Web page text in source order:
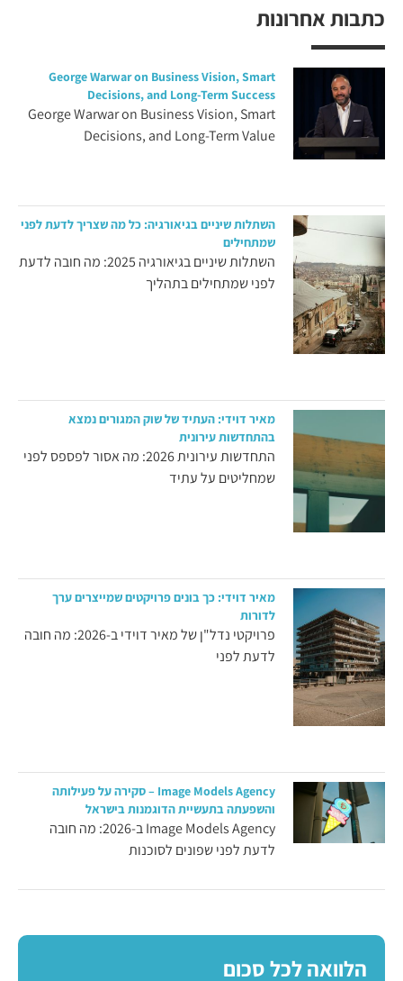
כתבות אחרונות
George Warwar on Business Vision, Smart
Decisions, and Long-Term Success
George Warwar on Business Vision, Smart
Decisions, and Long-Term Value
השתלות שיניים בגיאורגיה: כל מה שצריך לדעת לפני
שמתחילים
השתלות שיניים בגיאורגיה 2025: מה חובה לדעת
לפני שמתחילים בתהליך
מאיר דוידי: העתיד של שוק המגורים נמצא
בהתחדשות עירונית
התחדשות עירונית 2026: מה אסור לפספס לפני
שמחליטים על עתיד
מאיר דוידי: כך בונים פרויקטים שמייצרים ערך
לדורות
פרויקטי נדל"ן של מאיר דוידי ב-2026: מה חובה
לדעת לפני
Image Models Agency – סקירה על פעילותה
והשפעתה בתעשיית הדוגמנות בישראל
Image Models Agency ב-2026: מה חובה
לדעת לפני שפונים לסוכנות
הלוואה לכל סכום